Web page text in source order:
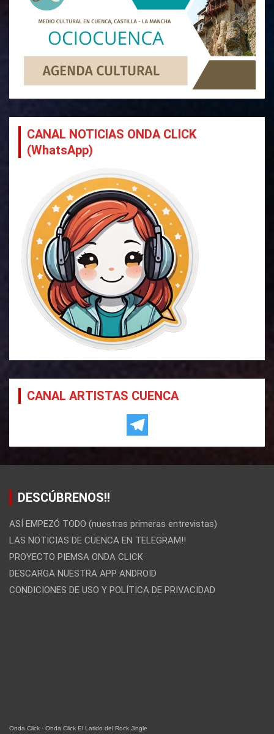
CANAL NOTICIAS ONDA CLICK
(WhatsApp)
CANAL ARTISTAS CUENCA
DESCÚBRENOS!!
ASÍ EMPEZÓ TODO (nuestras primeras entrevistas)
LAS NOTICIAS DE CUENCA EN TELEGRAM!!
PROYECTO PIEMSA ONDA CLICK
DESCARGA NUESTRA APP ANDROID
CONDICIONES DE USO Y POLÍTICA DE PRIVACIDAD
Onda Click · Onda Click El Latido del Rock Jingle